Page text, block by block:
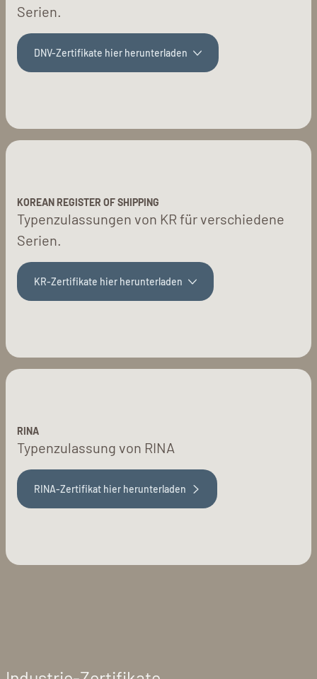
Serien.
DNV-Zertifikate hier herunterladen
KOREAN REGISTER OF SHIPPING
Typenzulassungen von KR für verschiedene
Serien.
KR-Zertifikate hier herunterladen
RINA
Typenzulassung von RINA
RINA-Zertifikat hier herunterladen